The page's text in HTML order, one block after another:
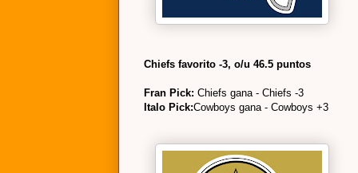
Chiefs favorito -3, o/u 46.5 puntos
Fran Pick:Chiefs gana - Chiefs -3
Italo Pick:Cowboys gana - Cowboys +3